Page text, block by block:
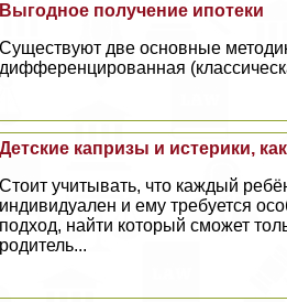
Выгодное получение ипотеки
Существуют две основные
дифференцированная
Детские капризы и истерики,
Стоит учитывать, что каждый
индивидуален и ему требуется
подход, найти который сможет
родитель...